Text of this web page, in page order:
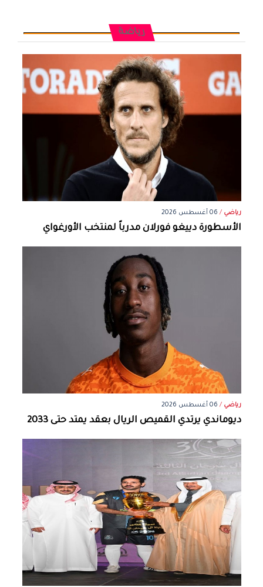
رياضة
رياضي / 06 أغسطس 2026
الأسطورة دييغو فورلان مدرباً لمنتخب الأورغواي
رياضي / 06 أغسطس 2026
ديوماندي يرتدي القميص الريال بعقد يمتد حتى 2033